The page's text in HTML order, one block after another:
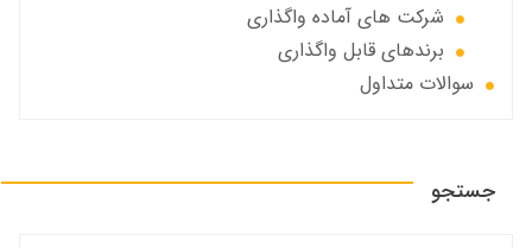
شرکت های آماده واگذاری
برندهای قابل واگذاری
سوالات متداول
جستجو